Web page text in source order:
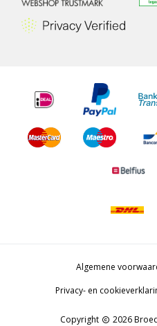
Algemene
Privacy- en
Copyright copyright 2026